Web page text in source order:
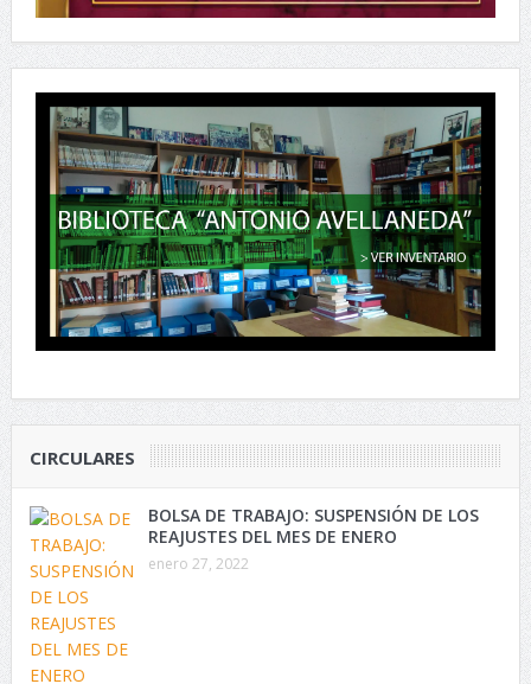
CIRCULARES
BOLSA DE TRABAJO: SUSPENSIÓN DE LOS
REAJUSTES DEL MES DE ENERO
enero 27, 2022